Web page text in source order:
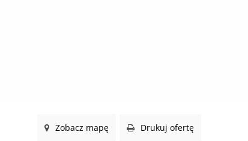
Zobacz mapę Drukuj ofertę